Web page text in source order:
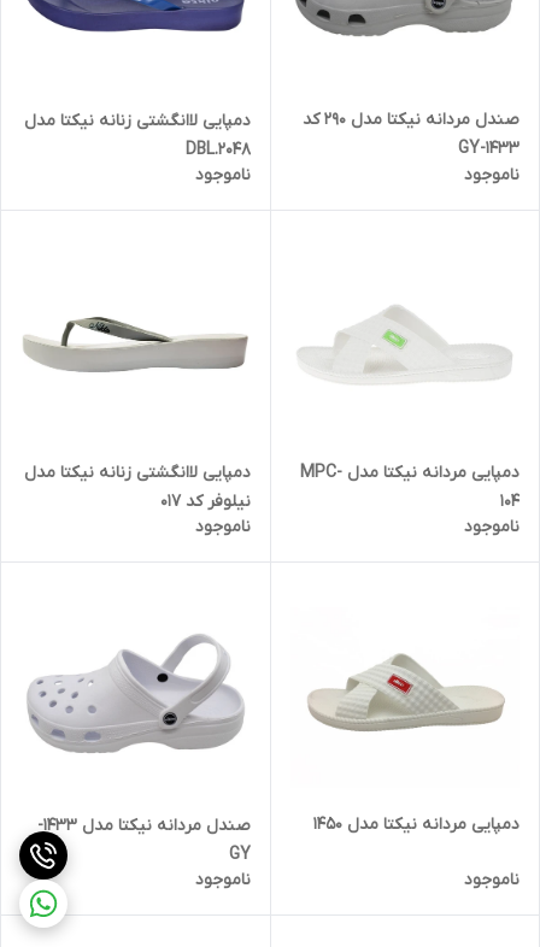
صندل مردانه نیکتا مدل 290 کد
1433-GY
ناموجود
دمپایی لاانگشتی زنانه نیکتا مدل
DBL.2048
ناموجود
دمپایی مردانه نیکتا مدل MPC-
104
ناموجود
دمپایی لاانگشتی زنانه نیکتا مدل
نیلوفر کد 017
ناموجود
دمپایی مردانه نیکتا مدل 1450
ناموجود
صندل مردانه نیکتا مدل 1433-
GY
ناموجود